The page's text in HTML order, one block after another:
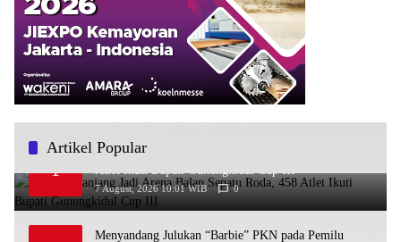
Artikel Popular
1
Pantai Sepanjang Jadi Arena Balap Sepatu Roda, 458
Atlet Ikuti Bupati Gunungkidul Cup III
7 August, 2026 10:01 WIB 0
Menyandang Julukan “Barbie” PKN pada Pemilu